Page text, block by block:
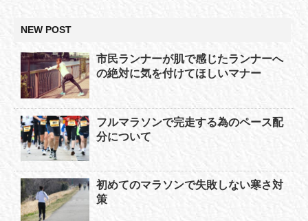
NEW POST
市民ランナーが肌で感じたランナーへ
の絶対に気を付けてほしいマナー
フルマラソンで完走する為のペース配
分について
初めてのマラソンで失敗しない寒さ対
策